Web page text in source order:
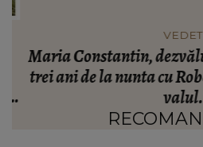
VEDETE
Maria Constantin,
trei ani de la nunta cu
valul.”